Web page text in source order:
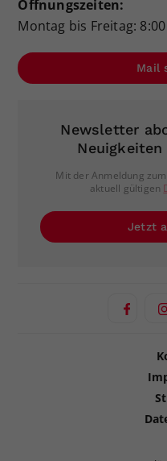
Öffnungszeiten:
Montag bis Freitag:
Mail
Newsletter
Mit der Anmeldung
aktuell gültigen
Jetzt